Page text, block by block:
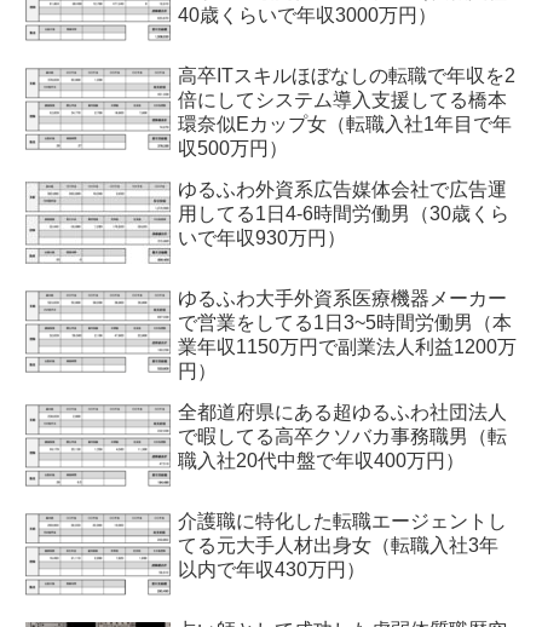
40歳くらいで年収3000万円）
高卒ITスキルほぼなしの転職で年収を2
倍にしてシステム導入支援してる橋本
環奈似Eカップ女（転職入社1年目で年
収500万円）
ゆるふわ外資系広告媒体会社で広告運
用してる1日4-6時間労働男（30歳くら
いで年収930万円）
ゆるふわ大手外資系医療機器メーカー
で営業をしてる1日3~5時間労働男（本
業年収1150万円で副業法人利益1200万
円）
全都道府県にある超ゆるふわ社団法人
で暇してる高卒クソバカ事務職男（転
職入社20代中盤で年収400万円）
介護職に特化した転職エージェントし
てる元大手人材出身女（転職入社3年
以内で年収430万円）